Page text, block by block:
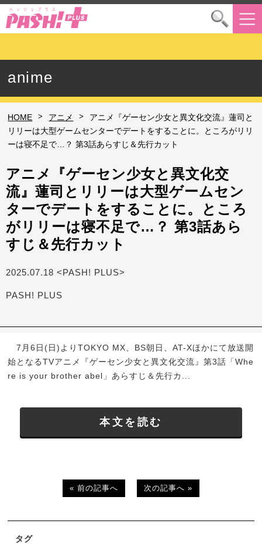
anime
HOME > アニメ >
アニメ『ゲーセン少女と異文化交流』蓮司と
リリーは大型ゲームセンターでデートをすることに。ところがリリ
ーは寝不足で…？ 第3話あらすじ＆先行カット
アニメ『ゲーセン少女と異文化交
流』蓮司とリリーは大型ゲームセン
ターでデートをすることに。ところ
がリリーは寝不足で…？ 第3話あら
すじ＆先行カット
2025.07.18 <PASH! PLUS>
PASH! PLUS
7月6日(日)よりTOKYO MX、BS朝日、AT-Xほかにて放送開
始となるTVアニメ『ゲーセン少女と異文化交流』第3話「Whe
re is your brother abel」あらすじ＆先行カ...
本文を読む
« 前の記事へ 次の記事へ »
タグ